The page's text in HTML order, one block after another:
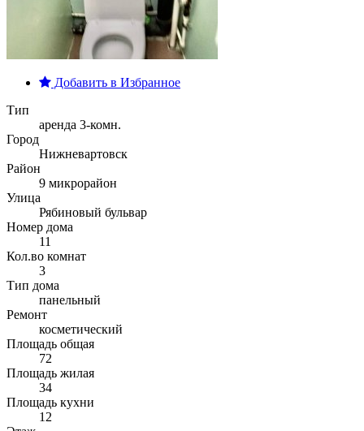
Добавить в Избранное
Тип
аренда 3-комн.
Город
Нижневартовск
Район
9 микрорайон
Улица
Рябиновый бульвар
Номер дома
11
Кол.во комнат
3
Тип дома
панельный
Ремонт
косметический
Площадь общая
72
Площадь жилая
34
Площадь кухни
12